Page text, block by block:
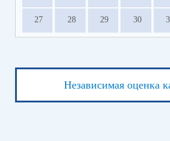
27 28 29 30
Независимая оценка